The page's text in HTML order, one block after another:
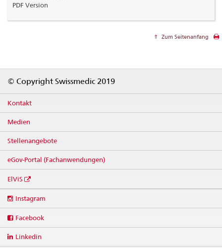
PDF Version
Zum Seitenanfang
© Copyright Swissmedic 2019
Kontakt
Medien
Stellenangebote
eGov-Portal (Fachanwendungen)
ElViS
media
Instagram
Facebook
Linkedin